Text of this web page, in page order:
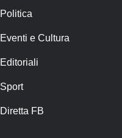
Politica
Eventi e Cultura
Editoriali
Sport
Diretta FB